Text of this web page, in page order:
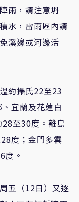
雨，請注意坍
水，雷雨區內請
溪邊或河邊活
約攝氏22至23
宜蘭及花蓮白
至30度。離島
度；金門多雲
度。
五（12日）又逐